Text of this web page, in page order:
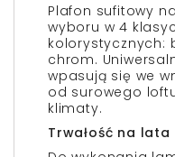
Plafon sufitowy
wyboru w 4
kolorystycznych:
chrom.
wpasują się we
od surowego
klimaty.
Trwałość na lata